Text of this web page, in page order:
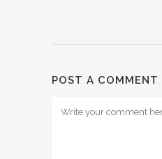
POST A COMMENT